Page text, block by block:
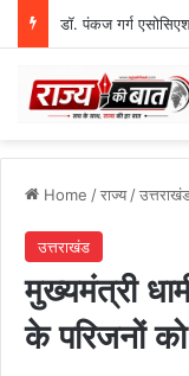
Home /राज्य/
उत्तराखंड
मुख्यमंत्री
के परिजनों को